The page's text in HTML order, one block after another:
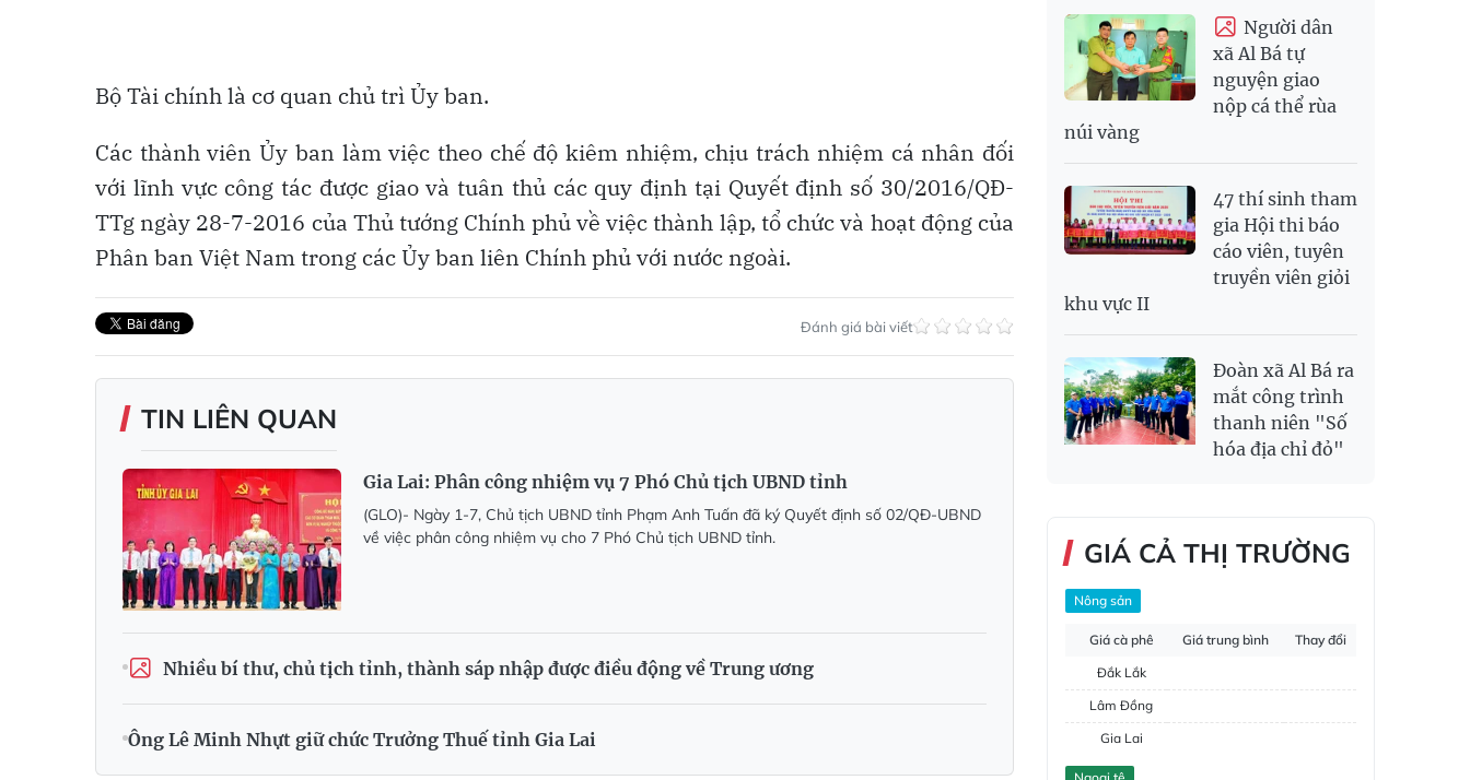
Bộ Tài chính là cơ quan chủ trì Ủy ban.
Các thành viên Ủy ban làm việc theo chế độ kiêm nhiệm, chịu trách nhiệm cá nhân đối
với lĩnh vực công tác được giao và tuân thủ các quy định tại Quyết định số 30/2016/QĐ-
TTg ngày 28-7-2016 của Thủ tướng Chính phủ về việc thành lập, tổ chức và hoạt động của
Phân ban Việt Nam trong các Ủy ban liên Chính phủ với nước ngoài.
Đánh giá bài viết
TIN LIÊN QUAN
Gia Lai: Phân công nhiệm vụ 7 Phó Chủ tịch UBND tỉnh
(GLO)- Ngày 1-7, Chủ tịch UBND tỉnh Phạm Anh Tuấn đã ký Quyết định số 02/QĐ-UBND
về việc phân công nhiệm vụ cho 7 Phó Chủ tịch UBND tỉnh.
Nhiều bí thư, chủ tịch tỉnh, thành sáp nhập được điều động về Trung ương
Ông Lê Minh Nhựt giữ chức Trưởng Thuế tỉnh Gia Lai
Người dân
xã Al Bá tự
nguyện giao
nộp cá thể rùa
núi vàng
47 thí sinh tham
gia Hội thi báo
cáo viên, tuyên
truyền viên giỏi
khu vực II
Đoàn xã Al Bá ra
mắt công trình
thanh niên "Số
hóa địa chỉ đỏ"
GIÁ CẢ THỊ TRƯỜNG
Nông sản
Giá cà phê Giá trung bình
Thay đổi
Đắk Lắk
Lâm Đồng
Gia Lai
Đắk Nông